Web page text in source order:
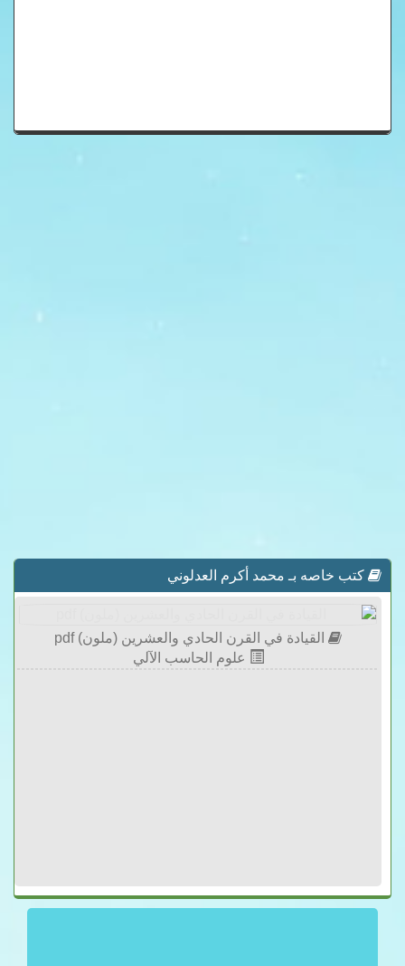
كتب خاصه بـ محمد أكرم العدلوني
القيادة في القرن الحادي والعشرين (ملون) pdf
علوم الحاسب الآلي